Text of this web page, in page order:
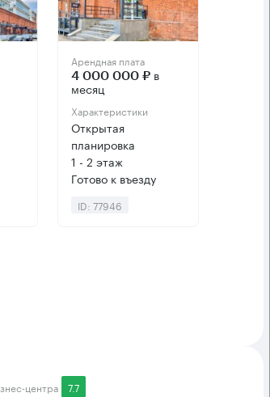
Арендная плата
4 000 000 ₽ в
месяц
Характеристики
Открытая
планировка
1 - 2 этаж
Готово к въезду
ID: 77946
центра 7.7